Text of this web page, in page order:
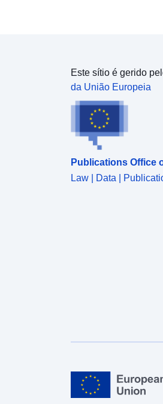
Este sítio é gerido
da União Europeia
Publications Office
Law | Data |